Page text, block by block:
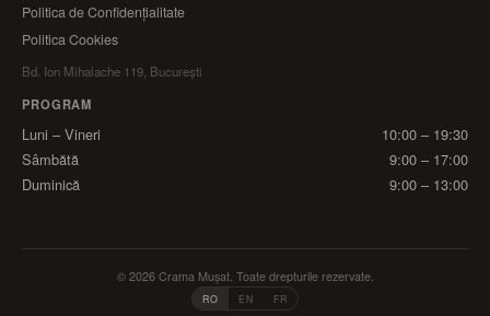
Politica de Confidențialitate
Politica Cookies
Bd. Ion Mihalache 119, București
PROGRAM
Luni – Vineri
10:00 – 19:30
Sâmbătă
9:00 – 17:00
Duminică
9:00 – 13:00
© 2026 Crama Mușat. Toate drepturile rezervate.
RO EN FR